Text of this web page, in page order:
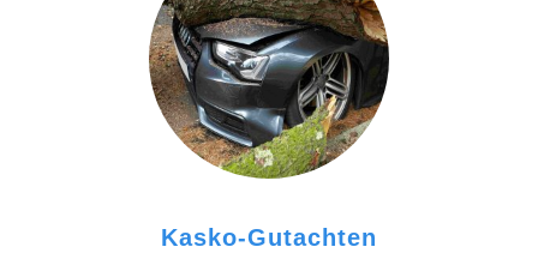
Kasko-Gutachten